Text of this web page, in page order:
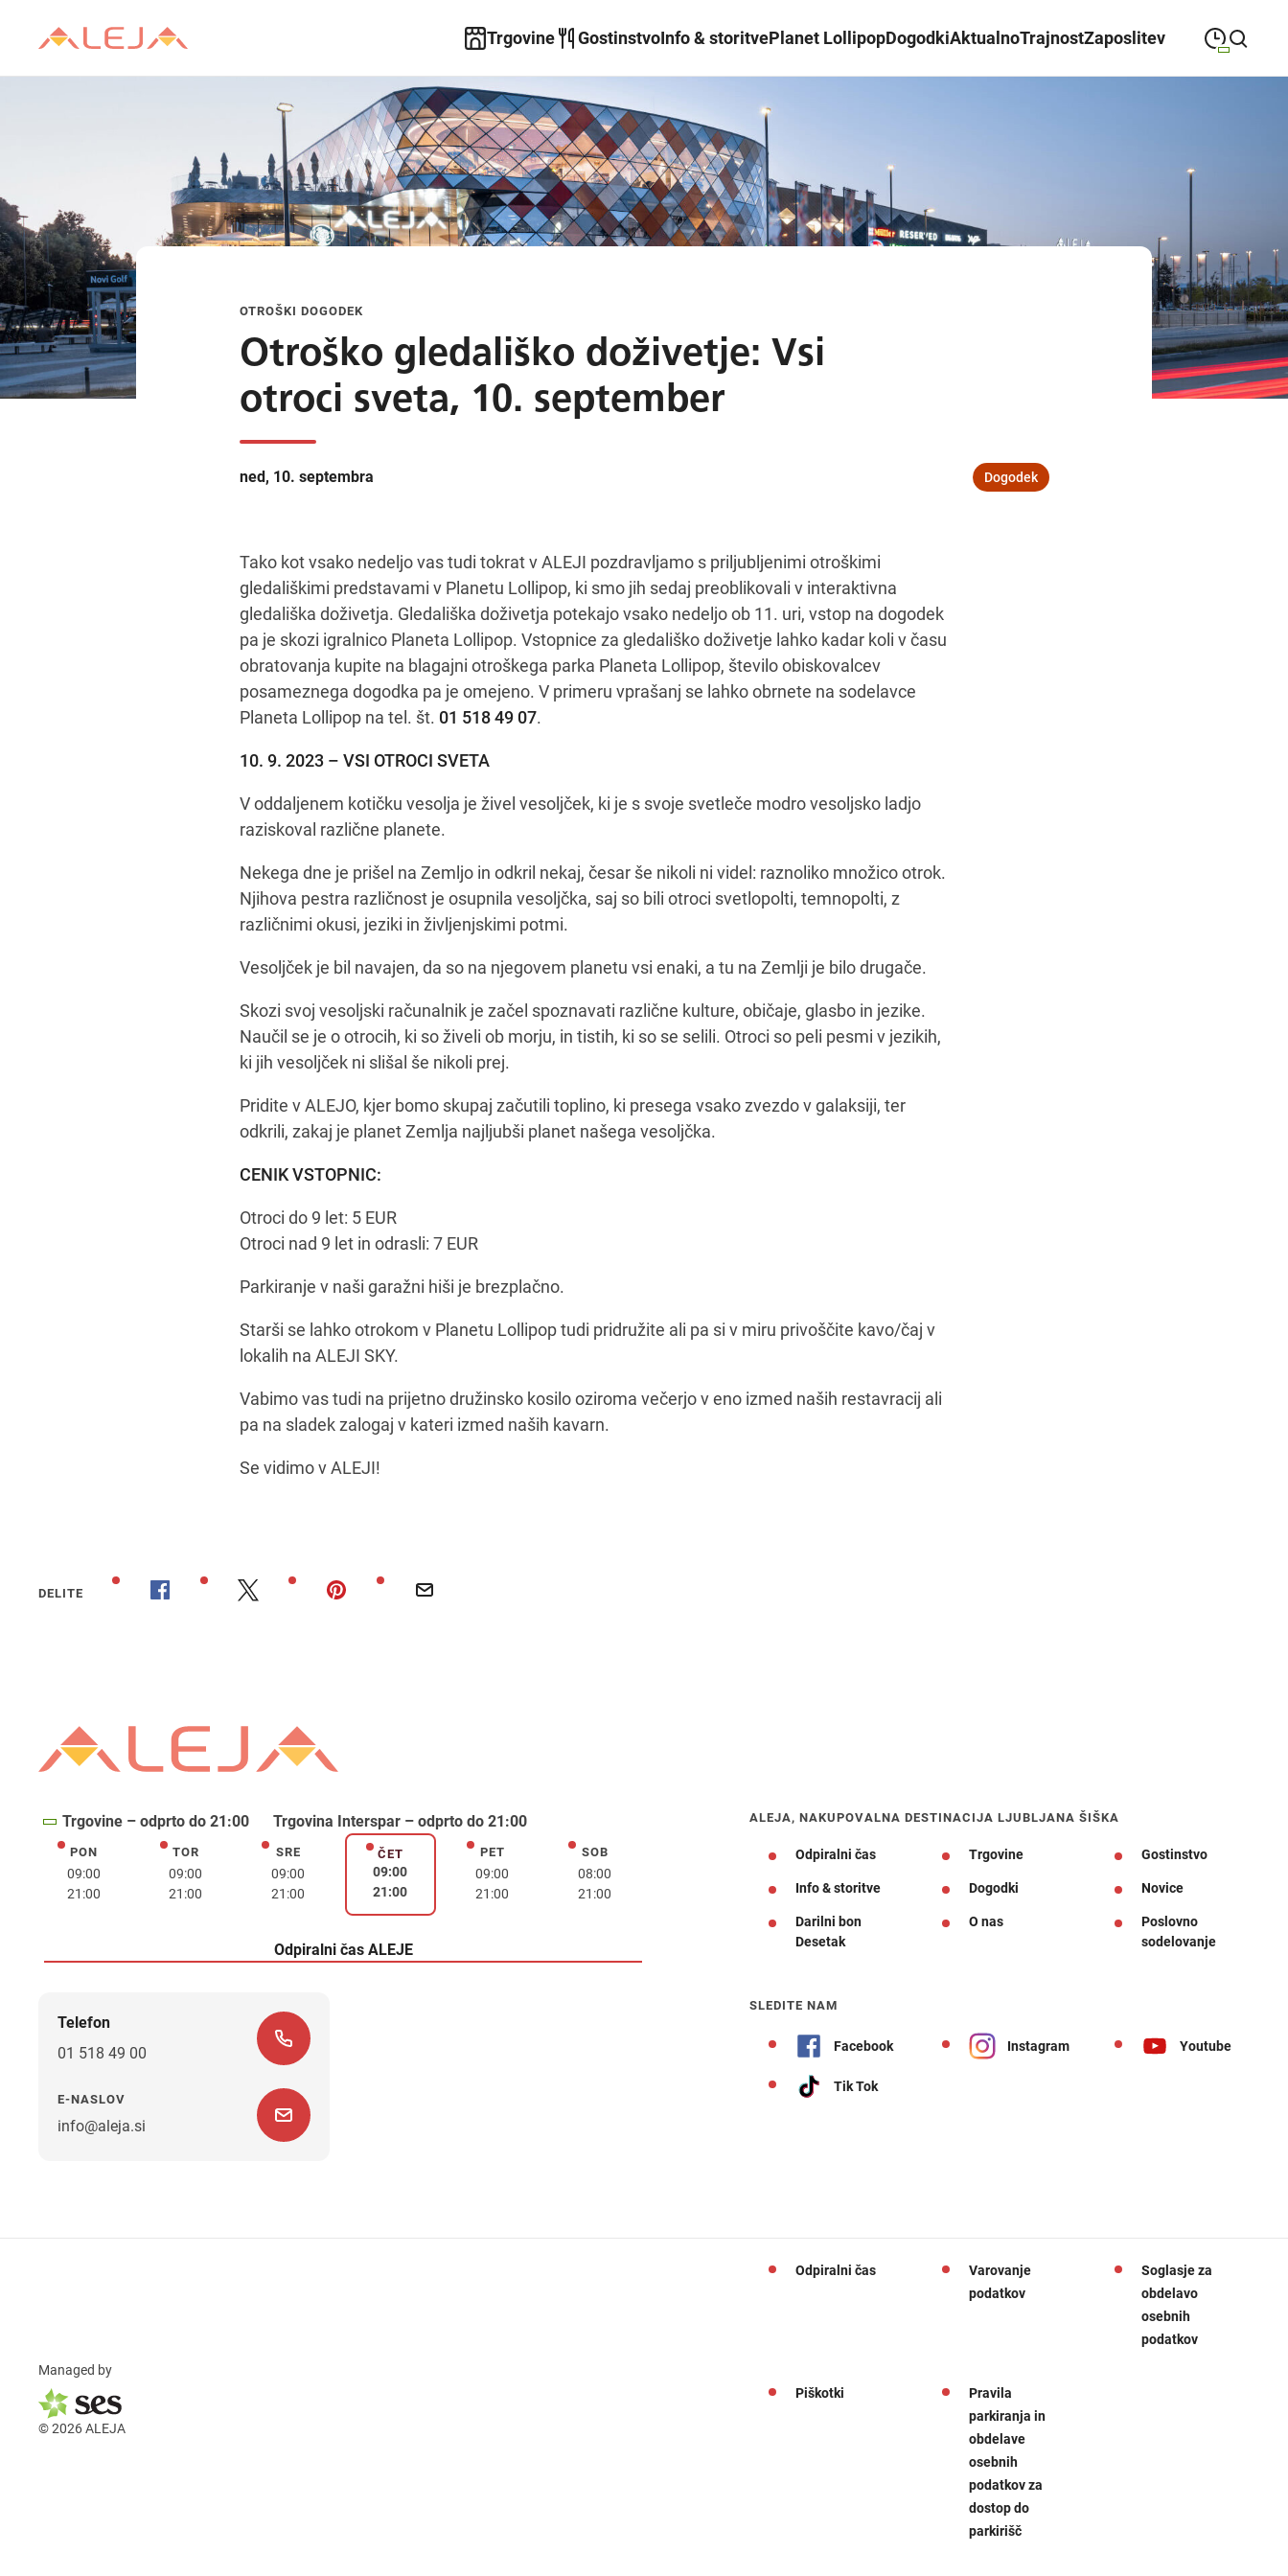
Trgovine GostinstvoInfo & storitvePlanet LollipopDogodkiAktualnoTrajnostZaposlitev
09:00— 21:00
09:00—21:00
08:00—21:00
OTROŠKI DOGODEK
Otroško gledališko doživetje: Vsi
otroci sveta, 10. september
ned, 10. septembra Dogodek
Tako kot vsako nedeljo vas tudi tokrat v ALEJI pozdravljamo s priljubljenimi otroškimi
gledališkimi predstavami v Planetu Lollipop, ki smo jih sedaj preoblikovali v interaktivna
gledališka doživetja. Gledališka doživetja potekajo vsako nedeljo ob 11. uri, vstop na dogodek
pa je skozi igralnico Planeta Lollipop. Vstopnice za gledališko doživetje lahko kadar koli v času
obratovanja kupite na blagajni otroškega parka Planeta Lollipop, število obiskovalcev
posameznega dogodka pa je omejeno. V primeru vprašanj se lahko obrnete na sodelavce
Planeta Lollipop na tel. št. 01 518 49 07.
10. 9. 2023 – VSI OTROCI SVETA
V oddaljenem kotičku vesolja je živel vesoljček, ki je s svoje svetleče modro vesoljsko ladjo
raziskoval različne planete.
Nekega dne je prišel na Zemljo in odkril nekaj, česar še nikoli ni videl: raznoliko množico otrok.
Njihova pestra različnost je osupnila vesoljčka, saj so bili otroci svetlopolti, temnopolti, z
različnimi okusi, jeziki in življenjskimi potmi.
Vesoljček je bil navajen, da so na njegovem planetu vsi enaki, a tu na Zemlji je bilo drugače.
Skozi svoj vesoljski računalnik je začel spoznavati različne kulture, običaje, glasbo in jezike.
Naučil se je o otrocih, ki so živeli ob morju, in tistih, ki so se selili. Otroci so peli pesmi v jezikih,
ki jih vesoljček ni slišal še nikoli prej.
Pridite v ALEJO, kjer bomo skupaj začutili toplino, ki presega vsako zvezdo v galaksiji, ter
odkrili, zakaj je planet Zemlja najljubši planet našega vesoljčka.
CENIK VSTOPNIC:
Otroci do 9 let: 5 EUR
Otroci nad 9 let in odrasli: 7 EUR
Parkiranje v naši garažni hiši je brezplačno.
Starši se lahko otrokom v Planetu Lollipop tudi pridružite ali pa si v miru privoščite kavo/čaj v
lokalih na ALEJI SKY.
Vabimo vas tudi na prijetno družinsko kosilo oziroma večerjo v eno izmed naših restavracij ali
pa na sladek zalogaj v kateri izmed naših kavarn.
Se vidimo v ALEJI!
DELITE
Trgovine – odprto do 21:00 Trgovina Interspar – odprto do 21:00
PONponedeljek
09:00
21:00
TORtorek
09:00
21:00
SREsreda
09:00
21:00
ČETčetrtek
09:00
21:00
PETpetek
09:00
21:00
SOBsobota
08:00
21:00
Odpiralni čas ALEJE
Telefon
01 518 49 00
E-NASLOV
info@aleja.si
ALEJA, NAKUPOVALNA DESTINACIJA LJUBLJANA ŠIŠKA
Odpiralni čas Trgovine Gostinstvo
Info & storitve Dogodki Novice
Darilni bon
Desetak
O nas
Poslovno
sodelovanje
SLEDITE NAM
Facebook Instagram Youtube
Tik Tok
Managed by
© 2026 ALEJA
Odpiralni čas
Varovanje
podatkov
Soglasje za
obdelavo
osebnih
podatkov
Piškotki
Pravila
parkiranja in
obdelave
osebnih
podatkov za
dostop do
parkirišč